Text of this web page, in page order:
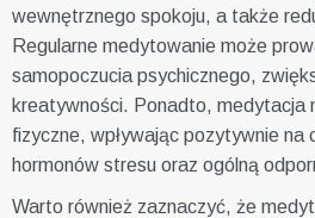
wewnętrznego spokoju, a także
Regularne medytowanie może
samopoczucia psychicznego,
kreatywności. Ponadto, medytacja
fizyczne, wpływając pozytywnie na
hormonów stresu oraz ogólną
Warto również zaznaczyć, że